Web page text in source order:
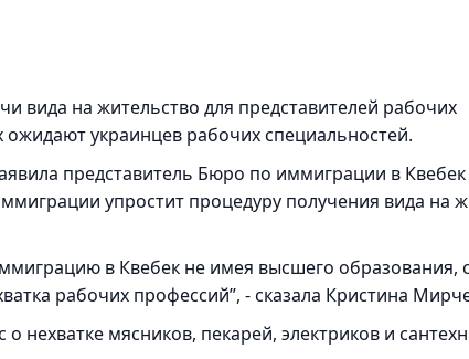
вида на жительство для представителей рабочих
ожидают украинцев рабочих специальностей.
представитель Бюро по иммиграции в
упростит процедуру получения вида на
в Квебек не имея высшего образования,
рабочих профессий”, - сказала Кристина
нехватке мясников, пекарей, электриков и